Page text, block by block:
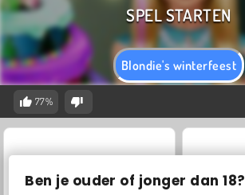
Ben je ouder of jonger dan 18?
Blondie's winterfeest
77%